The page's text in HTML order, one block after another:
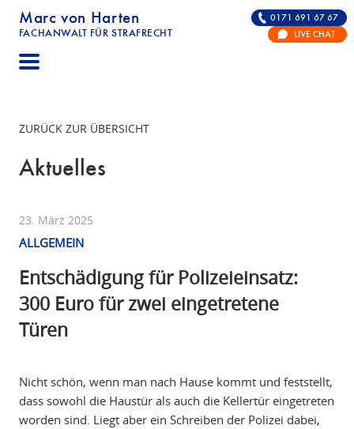
Marc von Harten
FACHANWALT FÜR STRAFRECHT
STRAFRECHT | RECHTSANWALT FÜR DIE
0171 691 67 67
LIVE CHAT
ZURÜCK ZUR ÜBERSICHT
Aktuelles
23. März 2025
ALLGEMEIN
Entschädigung für Polizeieinsatz:
300 Euro für zwei eingetretene
Türen
Nicht schön, wenn man nach Hause kommt und feststellt,
dass sowohl die Haustür als auch die Kellertür eingetreten
worden sind. Liegt aber ein Schreiben der Polizei dabei,